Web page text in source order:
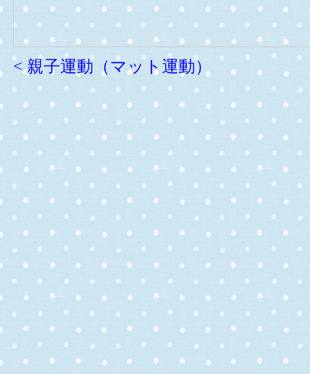
< 親子運動（マット運動）